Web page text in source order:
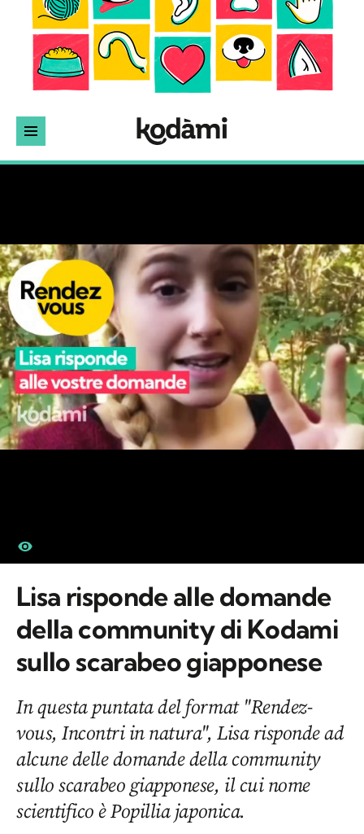
Lisa risponde alle domande
della community di Kodami
sullo scarabeo giapponese
In questa puntata del format "Rendez-
vous, Incontri in natura", Lisa risponde ad
alcune delle domande della community
sullo scarabeo giapponese, il cui nome
scientifico è Popillia japonica.